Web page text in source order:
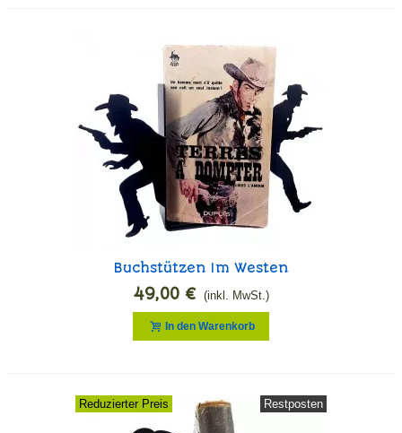
Buchstützen Im Westen
49,00 € (inkl. MwSt.)
In den Warenkorb
Restposten
Reduzierter Preis